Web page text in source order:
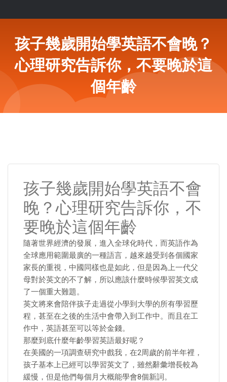
孩子幾歲開始學英語不會晚？
心理研究告訴你，不要晚於這
個年齡
孩子幾歲開始學英語不會
晚？心理研究告訴你，不
要晚於這個年齡
隨著世界經濟的發展，進入全球化時代，而英語作為
全球應用範圍最廣的一種語言，越來越受到各個國家
家長的重視，中國同樣也是如此，但是因為上一代父
母對於英文的不了解，所以應該什麼時候學習英文成
了一個重大難題。
英文將來會陪伴孩子走過從小學到大學的所有學習歷
程，甚至在之後的生活中會帶入到工作中。而且在工
作中，英語甚至可以等於金錢。
那麼到底什麼年齡學習英語最好呢？
在美國的一項調查研究中戲我，在2周歲的前半年裡，
孩子基本上已經可以學習英文了，雖然辭彙增長較為
緩慢，但是他們每個月大概能學會8個新詞。